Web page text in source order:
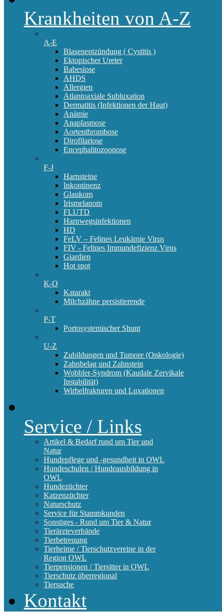
Krankheiten von A-Z
A-E
Blasenentzündung ( Cystitis )
Ektopischer Ureter
Babesiose
AHDS
Allergien
Atlantoaxiale Subluxation
Dermatitis (Infektionen der Haut)
Anämie
Anaplasmose
Aortenthrombose
Dirofilariose
Encephalitozoonose
F-J
Harnsteine
Inkontinenz
Glaukom
Irismelanom
FLUTD
Harnwegsinfektionen
HD
FeLV – Felines Leukämie Virus
FIV - Felines Immundefizienz Virus
Giardien
Hot spot
K-O
Katarakt
Milchzähne persistierende
P-T
Portosystemischer Shunt
U-Z
Zubildungen und Tumore (Onkologie)
Zahnbelag und Zahnstein
Wobbler-Syndrom (Kaudale Zervikale
Instabilität)
Wirbelfrakturen und Luxationen
Service / Links
Artikel & Bedarf rund um Tier und
Natur
Hundepflege und -gesundheit in OWL
Hundeschulen / Hundeausbildung in
OWL
Hundezüchter
Katzenzüchter
Naturschutz
Service für Stammkunden
Sonstiges - Rund um Tier & Natur
Tierärzteverbände
Tierbetreuung
Tierheime / Tierschutzvereine in der
Region OWL
Tierpensionen / Tiersitter in OWL
Tierschutz überregional
Tiersuche
Kontakt